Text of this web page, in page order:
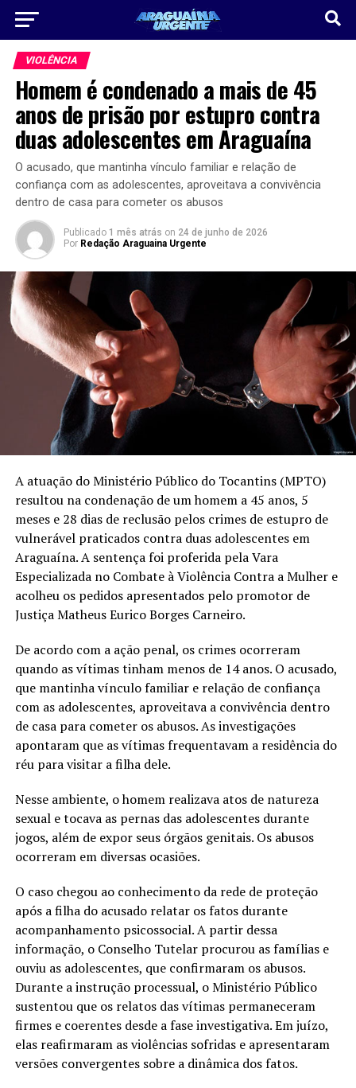
VIOLÊNCIA
Homem é condenado a mais de 45
anos de prisão por estupro contra
duas adolescentes em Araguaína
O acusado, que mantinha vínculo familiar e relação de
confiança com as adolescentes, aproveitava a convivência
dentro de casa para cometer os abusos
Publicado 1 mês atrás on 24 de junho de 2026
Por Redação Araguaina Urgente
A atuação do Ministério Público do Tocantins (MPTO)
resultou na condenação de um homem a 45 anos, 5
meses e 28 dias de reclusão pelos crimes de estupro de
vulnerável praticados contra duas adolescentes em
Araguaína. A sentença foi proferida pela Vara
Especializada no Combate à Violência Contra a Mulher e
acolheu os pedidos apresentados pelo promotor de
Justiça Matheus Eurico Borges Carneiro.
De acordo com a ação penal, os crimes ocorreram
quando as vítimas tinham menos de 14 anos. O acusado,
que mantinha vínculo familiar e relação de confiança
com as adolescentes, aproveitava a convivência dentro
de casa para cometer os abusos. As investigações
apontaram que as vítimas frequentavam a residência do
réu para visitar a filha dele.
Nesse ambiente, o homem realizava atos de natureza
sexual e tocava as pernas das adolescentes durante
jogos, além de expor seus órgãos genitais. Os abusos
ocorreram em diversas ocasiões.
O caso chegou ao conhecimento da rede de proteção
após a filha do acusado relatar os fatos durante
acompanhamento psicossocial. A partir dessa
informação, o Conselho Tutelar procurou as famílias e
ouviu as adolescentes, que confirmaram os abusos.
Durante a instrução processual, o Ministério Público
sustentou que os relatos das vítimas permaneceram
firmes e coerentes desde a fase investigativa. Em juízo,
elas reafirmaram as violências sofridas e apresentaram
versões convergentes sobre a dinâmica dos fatos.